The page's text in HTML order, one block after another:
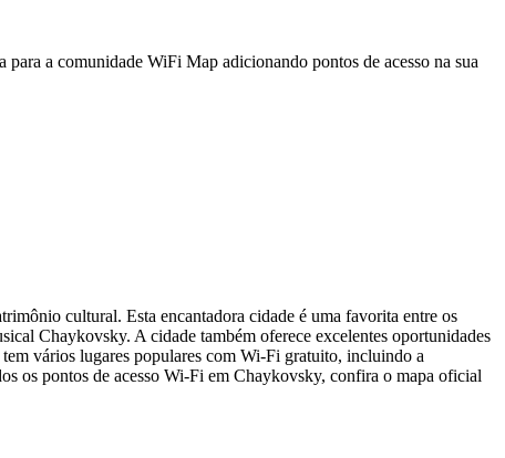
a comunidade WiFi Map adicionando pontos de acesso na sua
cultural. Esta encantadora cidade é uma favorita entre os
Chaykovsky. A cidade também oferece excelentes oportunidades
vários lugares populares com Wi-Fi gratuito, incluindo a
os pontos de acesso Wi-Fi em Chaykovsky, confira o mapa oficial